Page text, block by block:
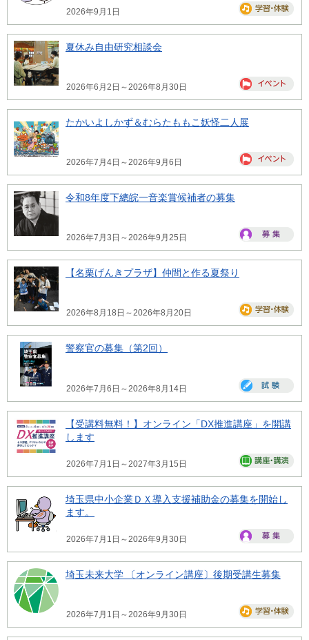
2026年9月1日
夏休み自由研究相談会
2026年6月2日～2026年8月30日
たかいよしかず＆むらたももこ妖怪二人展
2026年7月4日～2026年9月6日
令和8年度下總皖一音楽賞候補者の募集
2026年7月3日～2026年9月25日
【名栗げんきプラザ】仲間と作る夏祭り
2026年8月18日～2026年8月20日
警察官の募集（第2回）
2026年7月6日～2026年8月14日
【受講料無料！】オンライン「DX推進講座」を開講
します
2026年7月1日～2027年3月15日
埼玉県中小企業ＤＸ導入支援補助金の募集を開始し
ます。
2026年7月1日～2026年9月30日
埼玉未来大学 〔オンライン講座〕後期受講生募集
2026年7月1日～2026年9月30日